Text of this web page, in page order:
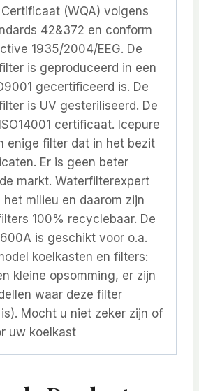
(WQA) volgens
42&372 en conform
1935/2004/EEG. De
is geproduceerd in een
gecertificeerd is. De
is UV gesteriliseerd. De
certificaat. Icepure
enige filter dat in het bezit
Er is geen beter
markt. Waterfilterexpert
het milieu en daarom zijn
100% recyclebaar. De
is geschikt voor o.a.
koelkasten en filters:
kleine opsomming, er zijn
waar deze filter
Mocht u niet zeker zijn of
uw koelkast